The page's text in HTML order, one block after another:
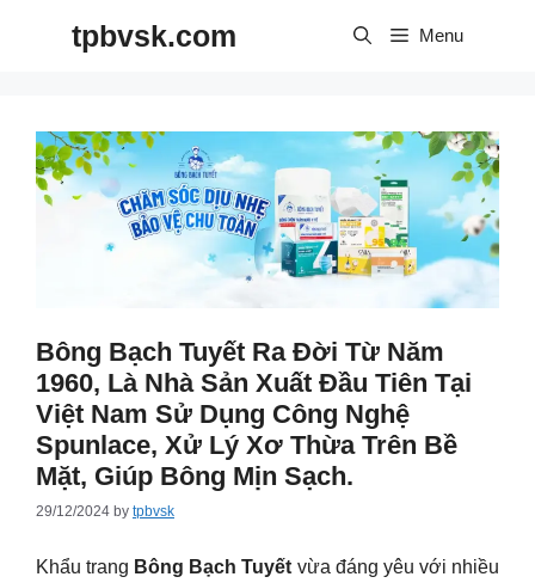
tpbvsk.com Menu
Bông Bạch Tuyết Ra Đời Từ Năm
1960, Là Nhà Sản Xuất Đầu Tiên Tại
Việt Nam Sử Dụng Công Nghệ
Spunlace, Xử Lý Xơ Thừa Trên Bề
Mặt, Giúp Bông Mịn Sạch.
29/12/2024 by tpbvsk
Khẩu trang Bông Bạch Tuyết vừa đáng yêu với nhiều